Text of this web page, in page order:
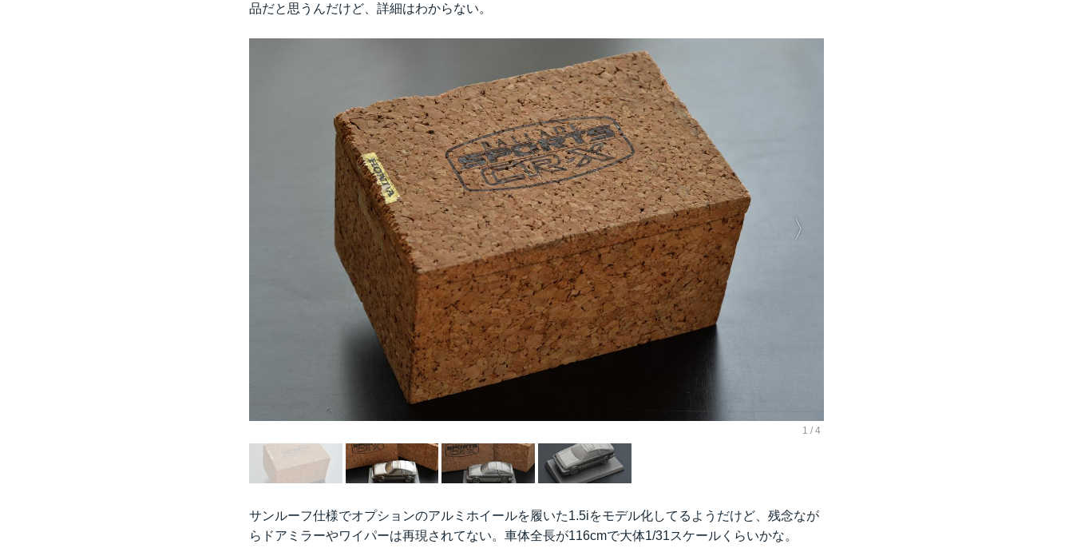
品だと思うんだけど、詳細はわからない。
サンルーフ仕様でオプションのアルミホイールを履いた1.5iをモデル化してるようだけど、残念なが
らドアミラーやワイパーは再現されてない。車体全長が116cmで大体1/31スケールくらいかな。